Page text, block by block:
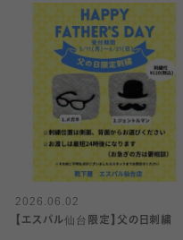
2026.06.02
【エスパル仙台限定】父の日刺繍